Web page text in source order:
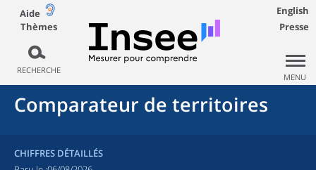
Aide
Thèmes
RECHERCHE
English
Presse
MENU
Comparateur de territoires
CHIFFRES DÉTAILLÉS